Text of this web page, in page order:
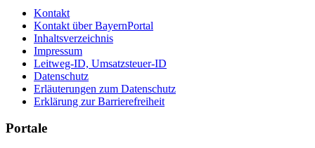
Kontakt
Kontakt über BayernPortal
Inhaltsverzeichnis
Impressum
Leitweg-ID, Umsatzsteuer-ID
Datenschutz
Erläuterungen zum Datenschutz
Erklärung zur Barrierefreiheit
Portale